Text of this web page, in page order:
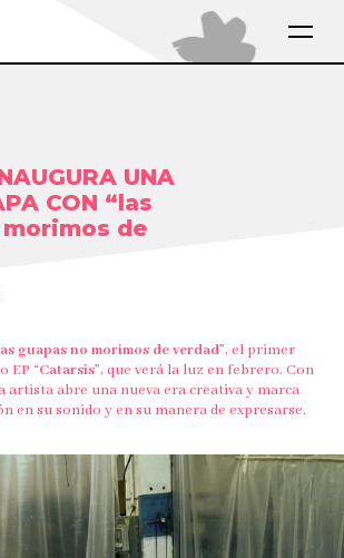
UNA
CON “las
de
guapas no morimos de verdad”, el primer
EP “Catarsis”, que verá la luz en febrero. Con
artista abre una nueva era creativa y marca
en su sonido y en su manera de expresarse.